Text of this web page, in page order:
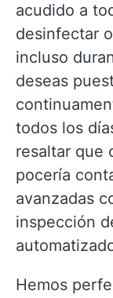
acudido a
desinfectar
incluso
deseas
todos los
resaltar que
pocería
avanzadas
inspección
Hemos